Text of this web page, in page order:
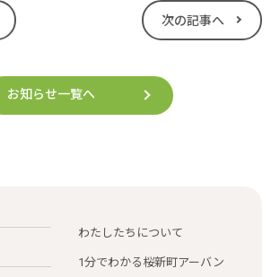
次の記事へ
お知らせ一覧へ
わたしたちについて
1分でわかる桜新町アーバン